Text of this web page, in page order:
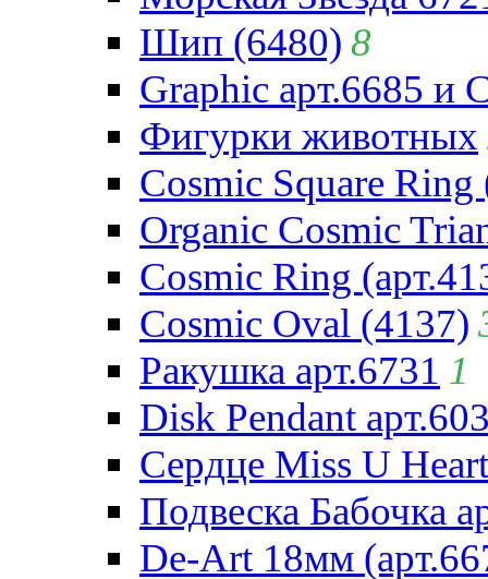
Шип (6480) 8
Graphic арт.6685 и
Фигурки животных
Cosmic Square Ring
Organic Cosmic
Cosmic Ring
Cosmic Oval (4137)
Ракушка арт.6731 1
Disk Pendant
Сердце Miss U
Подвеска Бабочка
De-Art 18мм